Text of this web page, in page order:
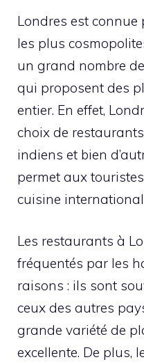
Londres est connue
les plus
un grand nombre
qui proposent des
entier. En effet,
choix de
indiens et bien
permet aux
cuisine
Les restaurants à
fréquentés par les
raisons : ils sont
ceux des autres
grande variété de
excellente. De plus,